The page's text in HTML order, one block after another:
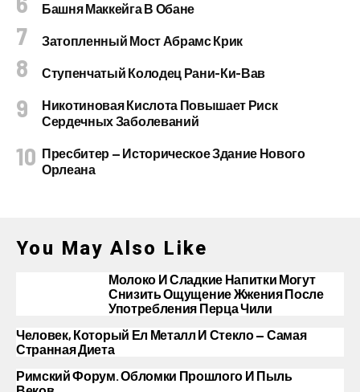
Башня Маккейга В Обане
Затопленный Мост Абрамс Крик
Ступенчатый Колодец Рани-Ки-Вав
Никотиновая Кислота Повышает Риск
Сердечных Заболеваний
Пресбитер — Историческое Здание Нового
Орлеана
You May Also Like
Молоко И Сладкие Напитки Могут
Снизить Ощущение Жжения После
Употребления Перца Чили
Человек, Который Ел Металл И Стекло — Самая
Странная Диета
Римский Форум. Обломки Прошлого И Пыль